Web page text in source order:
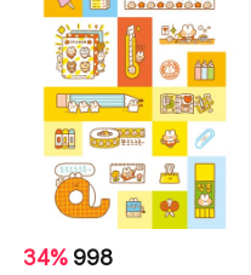
34% 998